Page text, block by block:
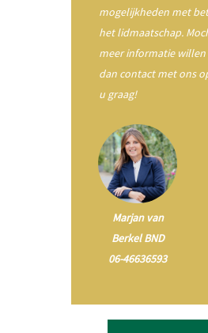
mogelijkheden met
het lidmaatschap.
meer informatie
dan contact met ons
u graag!
Marjan van
Berkel BND
06-46636593